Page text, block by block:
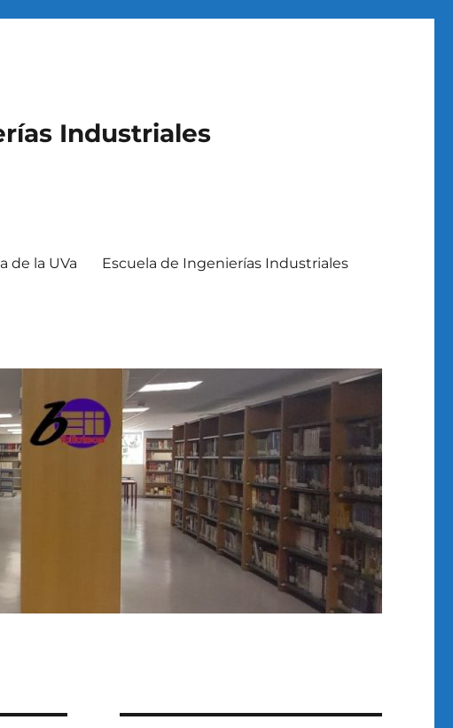
Industriales
de la UVa Escuela de Ingenierías Industriales